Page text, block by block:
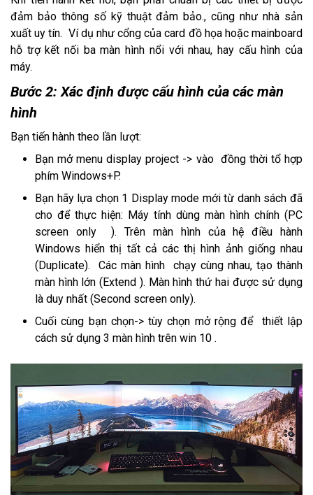
đảm bảo thông số kỹ thuật đảm bảo., cũng như nhà sản
xuất uy tín. Ví dụ như cổng của card đồ họa hoặc mainboard
hỗ trợ kết nối ba màn hình nổi với nhau, hay cấu hình của
máy.
Bước 2: Xác định được cấu hình của các màn
hình
Bạn tiến hành theo lần lượt:
Bạn mở menu display project -> vào đồng thời tổ hợp
phím Windows+P.
Bạn hãy lựa chọn 1 Display mode mới từ danh sách đã
cho để thực hiện: Máy tính dùng màn hình chính (PC
screen only ). Trên màn hình của hệ điều hành
Windows hiển thị tất cả các thị hình ảnh giống nhau
(Duplicate). Các màn hình chạy cùng nhau, tạo thành
màn hình lớn (Extend ). Màn hình thứ hai được sử dụng
là duy nhất (Second screen only).
Cuối cùng bạn chọn-> tùy chọn mở rộng để thiết lập
cách sử dụng 3 màn hình trên win 10 .